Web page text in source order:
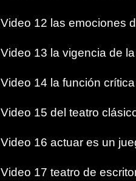
Video 12 las emociones
Video 13 la vigencia de
Video 14 la función
Video 15 del teatro
Video 16 actuar es un
Video 17 teatro de